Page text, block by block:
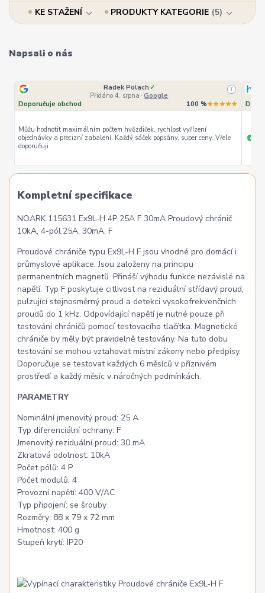
KE STAŽENÍ
PRODUKTY KATEGORIE 5
Napsali o nás
Radek Polach ✓
Přidáno 4. srpna · Google
i
Doporučuje obchod 100 %★★★★★
Můžu hodnotit maximálním počtem hvězdiček, rychlost vyřízení
objednávky a precizní zabalení. Každý sáček popsány, super ceny. Vřele
doporučuji
+
Kompletní specifikace
NOARK 115631 Ex9L-H 4P 25A F 30mA Proudový chránič
10kA, 4-pól,25A, 30mA, F
Proudové chrániče typu Ex9L-H F jsou vhodné pro domácí i
průmyslové aplikace. Jsou založeny na principu
permanentních magnetů. Přináší výhodu funkce nezávislé na
napětí. Typ F poskytuje citlivost na reziduální střídavý proud,
pulzující stejnosměrný proud a detekci vysokofrekvenčních
proudů do 1 kHz. Odpovídající napětí je nutné pouze při
testování chráničů pomocí testovacího tlačítka. Magnetické
chrániče by měly být pravidelně testovány. Na tuto dobu
testování se mohou vztahovat místní zákony nebo předpisy.
Doporučuje se testovat každých 6 měsíců v příznivém
prostředí a každý měsíc v náročných podmínkách.
PARAMETRY
Nominální jmenovitý proud: 25 A
Typ diferenciální ochrany: F
Jmenovitý reziduální proud: 30 mA
Zkratová odolnost: 10kA
Počet pólů: 4 P
Počet modulů: 4
Provozní napětí: 400 V/AC
Typ připojení: se šrouby
Rozměry: 88 x 79 x 72 mm
Hmotnost: 400 g
Stupeň krytí: IP20